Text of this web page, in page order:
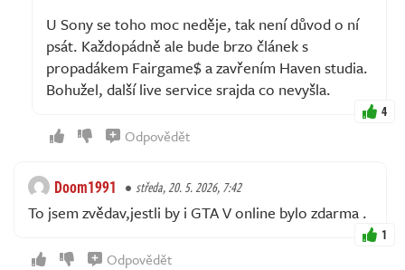
U Sony se toho moc neděje, tak není důvod o ní
psát. Každopádně ale bude brzo článek s
propadákem Fairgame$ a zavřením Haven studia.
Bohužel, další live service srajda co nevyšla.
4
Odpovědět
Doom1991 středa, 20. 5. 2026, 7:42
To jsem zvědav,jestli by i GTA V online bylo zdarma .
1
Odpovědět